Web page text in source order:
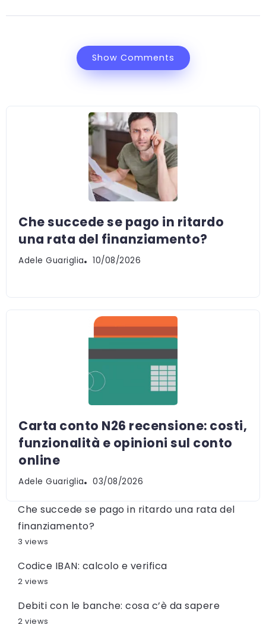
Show Comments
Che succede se pago in ritardo
una rata del finanziamento?
Adele Guariglia 10/08/2026
Carta conto N26 recensione: costi,
funzionalità e opinioni sul conto
online
Adele Guariglia 03/08/2026
Che succede se pago in ritardo una rata del
finanziamento?
3 views
Codice IBAN: calcolo e verifica
2 views
Debiti con le banche: cosa c’è da sapere
2 views